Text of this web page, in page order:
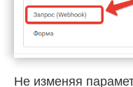
Не изменяя